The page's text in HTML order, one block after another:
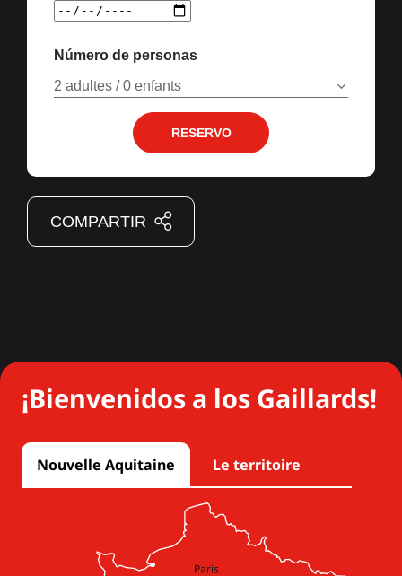
Número de personas
2 adultes / 0 enfants
RESERVO
COMPARTIR
¡Bienvenidos a los Gaillards!
Nouvelle Aquitaine Le territoire